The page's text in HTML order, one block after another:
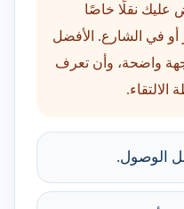
نقلًا خاصًا
في الشارع. الأفضل
واضحة، وأن تعرف
الالتقاء.
الوصول.